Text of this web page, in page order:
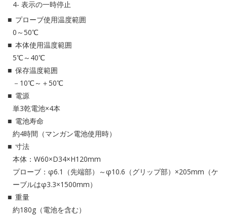
表示の一時停止
プローブ使用温度範囲
0～50℃
本体使用温度範囲
5℃～40℃
保存温度範囲
－10℃～＋50℃
電源
単3乾電池×4本
電池寿命
約4時間（マンガン電池使用時）
寸法
本体：W60×D34×H120mm
プローブ：φ6.1（先端部）～φ10.6（グリップ部）×205mm（ケ
ーブルはφ3.3×1500mm）
重量
約180g（電池を含む）